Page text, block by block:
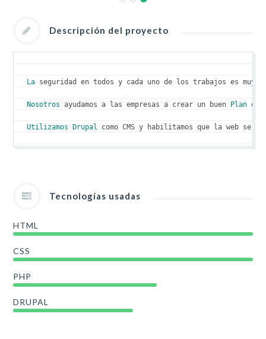
Descripción del proyecto
La seguridad en todos y cada uno de los trabajos es muy
Nosotros ayudamos a las empresas a crear un buen Plan de
Utilizamos Drupal como CMS y habilitamos que la web
Tecnologías usadas
HTML
CSS
PHP
DRUPAL